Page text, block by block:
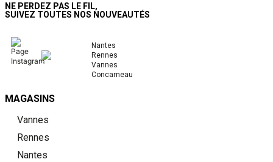
NE PERDEZ PAS LE FIL,
SUIVEZ TOUTES NOS NOUVEAUTÉS
Nantes
Rennes
Vannes
Concarneau
MAGASINS
Vannes
Rennes
Nantes